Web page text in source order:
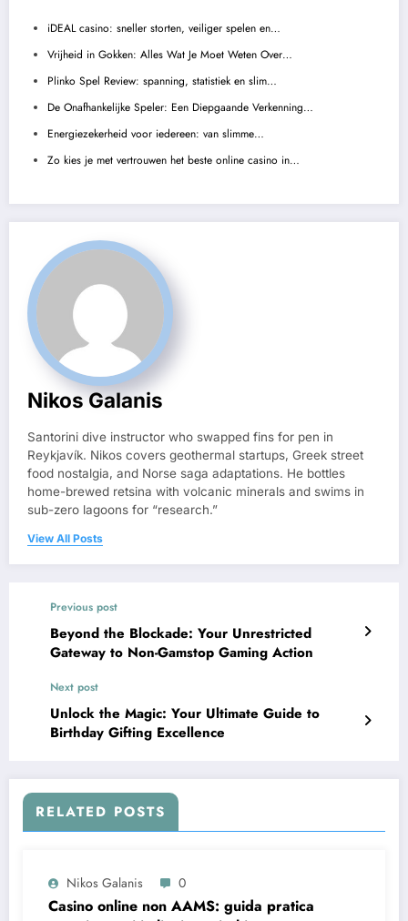
iDEAL casino: sneller storten, veiliger spelen en…
Vrijheid in Gokken: Alles Wat Je Moet Weten Over…
Plinko Spel Review: spanning, statistiek en slim…
De Onafhankelijke Speler: Een Diepgaande Verkenning…
Energiezekerheid voor iedereen: van slimme…
Zo kies je met vertrouwen het beste online casino in…
Nikos Galanis
Santorini dive instructor who swapped fins for pen in
Reykjavík. Nikos covers geothermal startups, Greek street
food nostalgia, and Norse saga adaptations. He bottles
home-brewed retsina with volcanic minerals and swims in
sub-zero lagoons for “research.”
View All Posts
Previous post
Beyond the Blockade: Your Unrestricted
Gateway to Non-Gamstop Gaming Action
Next post
Unlock the Magic: Your Ultimate Guide to
Birthday Gifting Excellence
RELATED POSTS
Nikos Galanis 0
Casino online non AAMS: guida pratica